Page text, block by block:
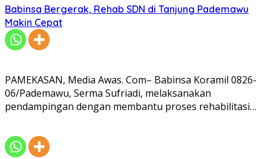
Babinsa Bergerak, Rehab SDN di Tanjung Pademawu
Makin Cepat
PAMEKASAN, Media Awas. Com– Babinsa Koramil 0826-
06/Pademawu, Serma Sufriadi, melaksanakan
pendampingan dengan membantu proses rehabilitasi…